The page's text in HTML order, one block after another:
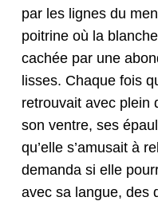
par les lignes du
poitrine où la
cachée par une
liss­es. Chaque fois
retrou­vait avec plein
son ven­tre, ses
qu’elle s’a­mu­sait à
deman­da si elle
avec sa langue, des